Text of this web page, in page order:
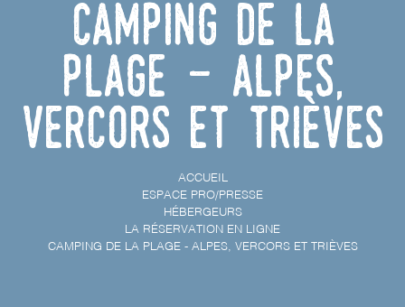
Camping de la
Plage - Alpes,
Vercors et Trièves
ACCUEIL
ESPACE PRO/PRESSE
HÉBERGEURS
LA RÉSERVATION EN LIGNE
CAMPING DE LA PLAGE - ALPES, VERCORS ET TRIÈVES